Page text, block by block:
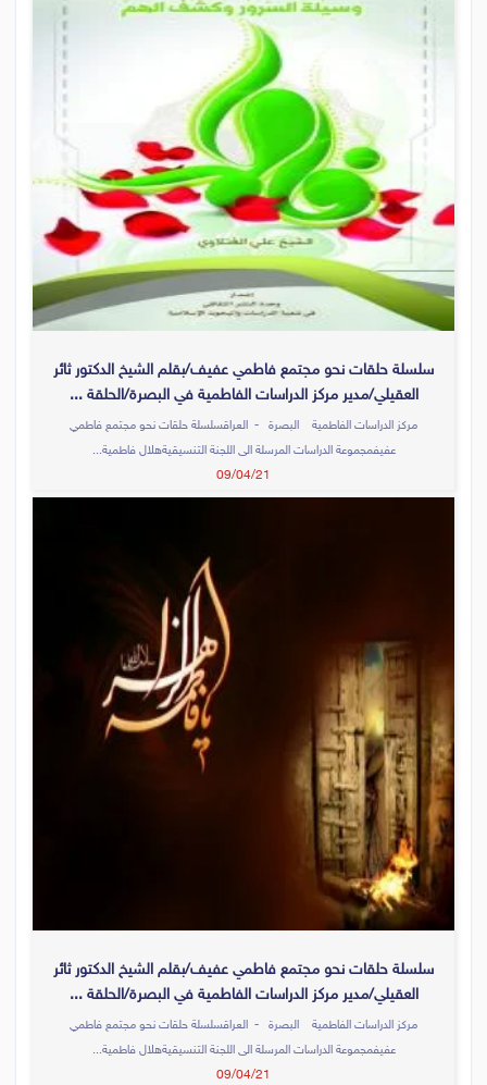
سلسلة حلقات نحو مجتمع فاطمي عفيف/بقلم الشيخ الدكتور ثائر
العقيلي/مدير مركز الدراسات الفاطمية في البصرة/الحلقة ...
مركز الدراسات الفاطمية البصرة - العراقسلسلة حلقات نحو مجتمع فاطمي
عفيفمجموعة الدراسات المرسلة الى اللجنة التنسيقيةهلال فاطمية...
09/04/21
سلسلة حلقات نحو مجتمع فاطمي عفيف/بقلم الشيخ الدكتور ثائر
العقيلي/مدير مركز الدراسات الفاطمية في البصرة/الحلقة ...
مركز الدراسات الفاطمية البصرة - العراقسلسلة حلقات نحو مجتمع فاطمي
عفيفمجموعة الدراسات المرسلة الى اللجنة التنسيقيةهلال فاطمية...
09/04/21